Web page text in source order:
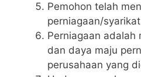
Pemohon telah
perniagaan/
Perniagaan adalah
dan daya maju
perusahaan yang